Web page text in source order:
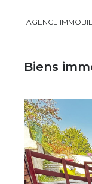
AGENCE
Biens